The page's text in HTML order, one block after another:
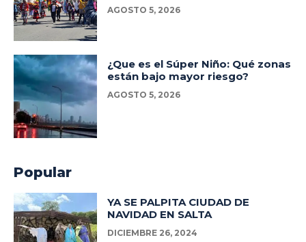
AGOSTO 5, 2026
¿Que es el Súper Niño: Qué zonas
están bajo mayor riesgo?
AGOSTO 5, 2026
Popular
YA SE PALPITA CIUDAD DE
NAVIDAD EN SALTA
DICIEMBRE 26, 2024